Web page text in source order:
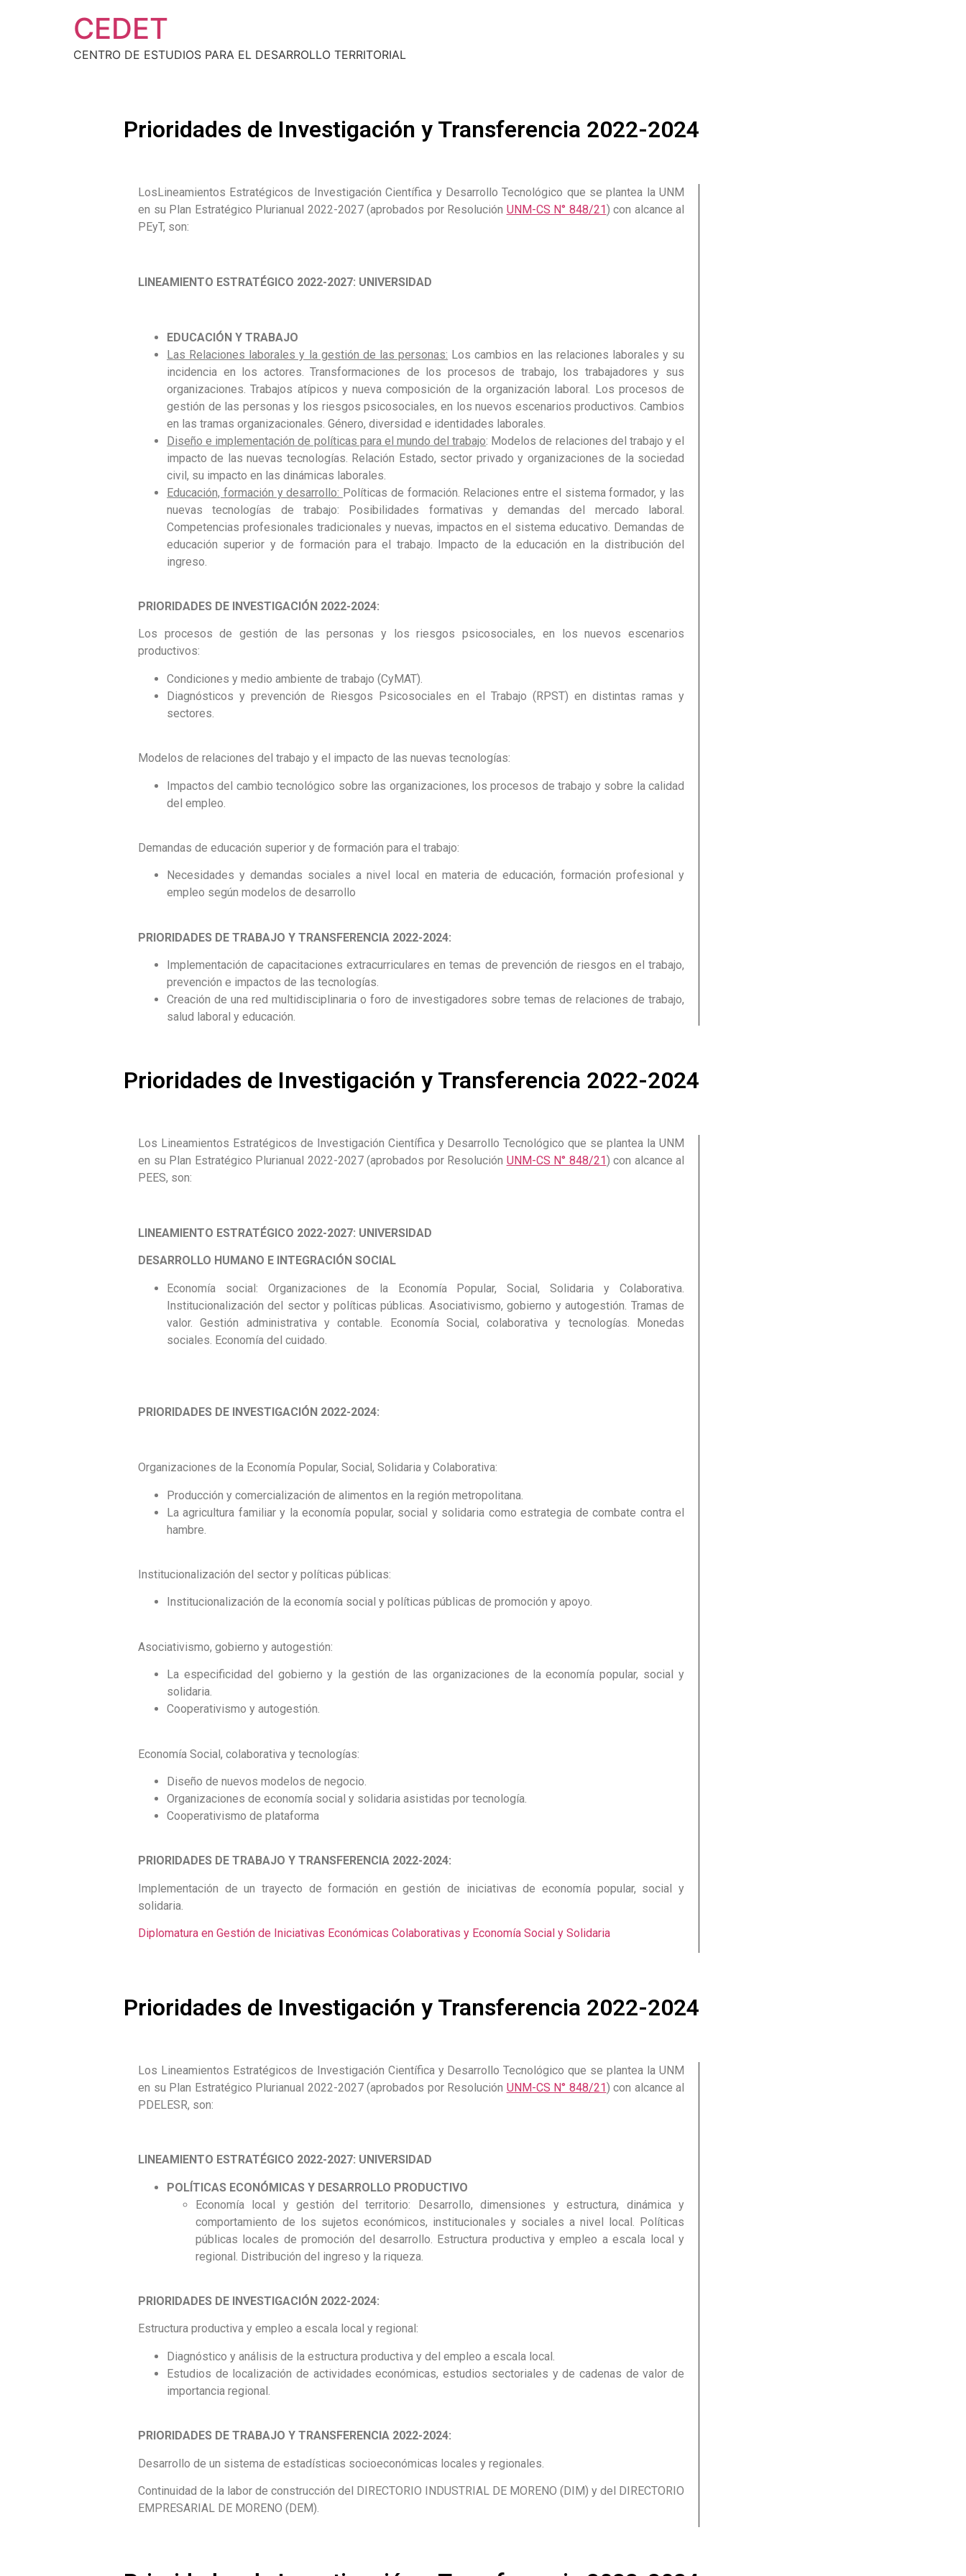
CEDET
CENTRO DE ESTUDIOS PARA EL DESARROLLO TERRITORIAL
Prioridades de Investigación y Transferencia 2022-2024
LosLineamientos Estratégicos de Investigación Científica y Desarrollo Tecnológico que se plantea la UNM
en su Plan Estratégico Plurianual 2022-2027 (aprobados por Resolución UNM-CS N° 848/21) con alcance al
PEyT, son:
LINEAMIENTO ESTRATÉGICO 2022-2027: UNIVERSIDAD
EDUCACIÓN Y TRABAJO
Las Relaciones laborales y la gestión de las personas: Los cambios en las relaciones laborales y su
incidencia en los actores. Transformaciones de los procesos de trabajo, los trabajadores y sus
organizaciones. Trabajos atípicos y nueva composición de la organización laboral. Los procesos de
gestión de las personas y los riesgos psicosociales, en los nuevos escenarios productivos. Cambios
en las tramas organizacionales. Género, diversidad e identidades laborales.
Diseño e implementación de políticas para el mundo del trabajo: Modelos de relaciones del trabajo y el
impacto de las nuevas tecnologías. Relación Estado, sector privado y organizaciones de la sociedad
civil, su impacto en las dinámicas laborales.
Educación, formación y desarrollo: Políticas de formación. Relaciones entre el sistema formador, y las
nuevas tecnologías de trabajo: Posibilidades formativas y demandas del mercado laboral.
Competencias profesionales tradicionales y nuevas, impactos en el sistema educativo. Demandas de
educación superior y de formación para el trabajo. Impacto de la educación en la distribución del
ingreso.
PRIORIDADES DE INVESTIGACIÓN 2022-2024:
Los procesos de gestión de las personas y los riesgos psicosociales, en los nuevos escenarios
productivos:
Condiciones y medio ambiente de trabajo (CyMAT).
Diagnósticos y prevención de Riesgos Psicosociales en el Trabajo (RPST) en distintas ramas y
sectores.
Modelos de relaciones del trabajo y el impacto de las nuevas tecnologías:
Impactos del cambio tecnológico sobre las organizaciones, los procesos de trabajo y sobre la calidad
del empleo.
Demandas de educación superior y de formación para el trabajo:
Necesidades y demandas sociales a nivel local en materia de educación, formación profesional y
empleo según modelos de desarrollo
PRIORIDADES DE TRABAJO Y TRANSFERENCIA 2022-2024:
Implementación de capacitaciones extracurriculares en temas de prevención de riesgos en el trabajo,
prevención e impactos de las tecnologías.
Creación de una red multidisciplinaria o foro de investigadores sobre temas de relaciones de trabajo,
salud laboral y educación.
Prioridades de Investigación y Transferencia 2022-2024
Los Lineamientos Estratégicos de Investigación Científica y Desarrollo Tecnológico que se plantea la UNM
en su Plan Estratégico Plurianual 2022-2027 (aprobados por Resolución UNM-CS N° 848/21) con alcance al
PEES, son:
LINEAMIENTO ESTRATÉGICO 2022-2027: UNIVERSIDAD
DESARROLLO HUMANO E INTEGRACIÓN SOCIAL
Economía social: Organizaciones de la Economía Popular, Social, Solidaria y Colaborativa.
Institucionalización del sector y políticas públicas. Asociativismo, gobierno y autogestión. Tramas de
valor. Gestión administrativa y contable. Economía Social, colaborativa y tecnologías. Monedas
sociales. Economía del cuidado.
PRIORIDADES DE INVESTIGACIÓN 2022-2024:
Organizaciones de la Economía Popular, Social, Solidaria y Colaborativa:
Producción y comercialización de alimentos en la región metropolitana.
La agricultura familiar y la economía popular, social y solidaria como estrategia de combate contra el
hambre.
Institucionalización del sector y políticas públicas:
Institucionalización de la economía social y políticas públicas de promoción y apoyo.
Asociativismo, gobierno y autogestión:
La especificidad del gobierno y la gestión de las organizaciones de la economía popular, social y
solidaria.
Cooperativismo y autogestión.
Economía Social, colaborativa y tecnologías:
Diseño de nuevos modelos de negocio.
Organizaciones de economía social y solidaria asistidas por tecnología.
Cooperativismo de plataforma
PRIORIDADES DE TRABAJO Y TRANSFERENCIA 2022-2024:
Implementación de un trayecto de formación en gestión de iniciativas de economía popular, social y
solidaria.
Diplomatura en Gestión de Iniciativas Económicas Colaborativas y Economía Social y Solidaria
Prioridades de Investigación y Transferencia 2022-2024
Los Lineamientos Estratégicos de Investigación Científica y Desarrollo Tecnológico que se plantea la UNM
en su Plan Estratégico Plurianual 2022-2027 (aprobados por Resolución UNM-CS N° 848/21) con alcance al
PDELESR, son:
LINEAMIENTO ESTRATÉGICO 2022-2027: UNIVERSIDAD
POLÍTICAS ECONÓMICAS Y DESARROLLO PRODUCTIVO
Economía local y gestión del territorio: Desarrollo, dimensiones y estructura, dinámica y
comportamiento de los sujetos económicos, institucionales y sociales a nivel local. Políticas
públicas locales de promoción del desarrollo. Estructura productiva y empleo a escala local y
regional. Distribución del ingreso y la riqueza.
PRIORIDADES DE INVESTIGACIÓN 2022-2024:
Estructura productiva y empleo a escala local y regional:
Diagnóstico y análisis de la estructura productiva y del empleo a escala local.
Estudios de localización de actividades económicas, estudios sectoriales y de cadenas de valor de
importancia regional.
PRIORIDADES DE TRABAJO Y TRANSFERENCIA 2022-2024:
Desarrollo de un sistema de estadísticas socioeconómicas locales y regionales.
Continuidad de la labor de construcción del DIRECTORIO INDUSTRIAL DE MORENO (DIM) y del DIRECTORIO
EMPRESARIAL DE MORENO (DEM).